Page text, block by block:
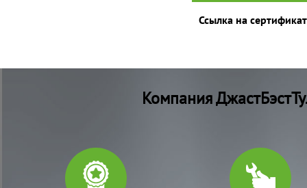
Ссылка на сертификат
Компания